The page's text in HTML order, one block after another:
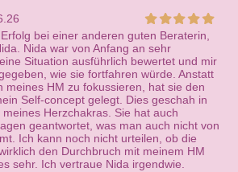
bei einer anderen guten Beraterin,
Nida war von Anfang an sehr
Situation ausführlich bewertet und mir
wie sie fortfahren würde. Anstatt
meines HM zu fokussieren, hat sie den
Self-concept gelegt. Dies geschah in
Herzchakras. Sie hat auch
geantwortet, was man auch nicht von
Ich kann noch nicht urteilen, ob die
den Durchbruch mit meinem HM
sehr. Ich vertraue Nida irgendwie.